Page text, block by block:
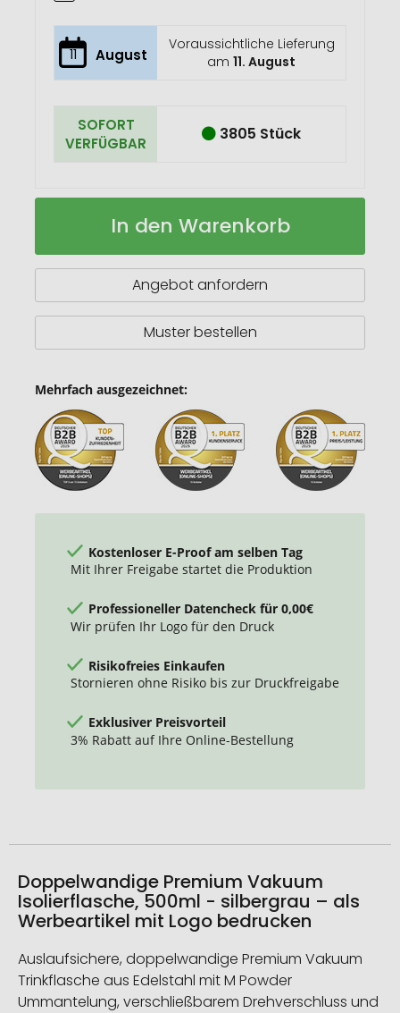
11 August
Voraussichtliche Lieferung
am11. August
SOFORT
VERFÜGBAR
3805 Stück
Doppelwandige
Isolierflasche,
Auf
In den Warenkorb
Angebot anfordern
Muster bestellen
Mehrfach ausgezeichnet:
Kostenloser E-Proof am selben Tag
Mit Ihrer Freigabe startet die Produktion
Professioneller Datencheck für 0,00€
Wir prüfen Ihr Logo für den Druck
Risikofreies Einkaufen
Stornieren ohne Risiko bis zur Druckfreigabe
Exklusiver Preisvorteil
3% Rabatt auf Ihre Online-Bestellung
Doppelwandige Premium Vakuum
Isolierflasche, 500ml - silbergrau – als
Werbeartikel mit Logo bedrucken
Auslaufsichere, doppelwandige Premium Vakuum
Trinkflasche aus Edelstahl mit M Powder
Ummantelung, verschließbarem Drehverschluss und